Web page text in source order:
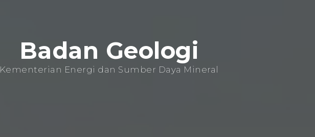
Badan Geologi
Kementerian Energi dan Sumber Daya Mineral